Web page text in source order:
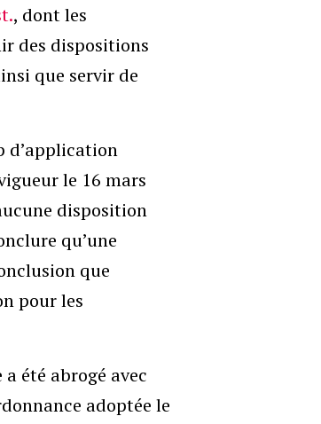
, dont les
des dispositions
que servir de
d’application
le 16 mars
disposition
qu’une
que
pour les
été abrogé avec
adoptée le